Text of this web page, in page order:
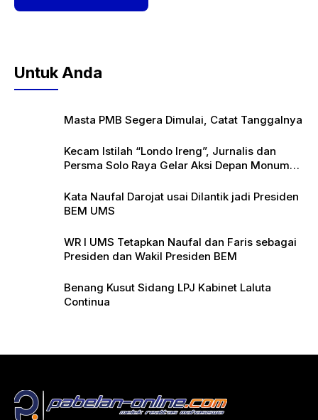
Untuk Anda
Masta PMB Segera Dimulai, Catat Tanggalnya
Kecam Istilah “Londo Ireng”, Jurnalis dan
Persma Solo Raya Gelar Aksi Depan Monumen
Kata Naufal Darojat usai Dilantik jadi Presiden
BEM UMS
WR I UMS Tetapkan Naufal dan Faris sebagai
Presiden dan Wakil Presiden BEM
Benang Kusut Sidang LPJ Kabinet Laluta
Continua